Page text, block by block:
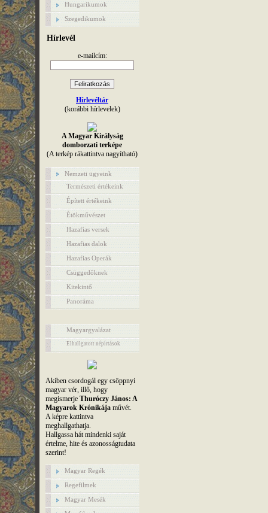
Hungarikumok
Szegedikumok
Hírlevél
e-mailcím:
Hírlevéltár
(korábbi hírlevelek)
A Magyar Királyság
domborzati terképe
(A terkép rákattintva nagyítható)
Nemzeti ügyeink
Természeti értékeink
Épített értékeink
Étökművészet
Hazafias versek
Hazafias dalok
Hazafias Operák
Csüggedőknek
Kitekintő
Panoráma
Magyargyalázat
Elhallgatott népírtások
Akiben csordogál egy csöppnyi
magyar vér, illő, hogy
megismerje Thuróczy János: A
Magyarok Krónikájaművét.
A képre kattintva
meghallgathatja.
Hallgassa hát mindenki saját
értelme, hite és azonosságtudata
szerint!
Magyar Regék
Regefilmek
Magyar Mesék